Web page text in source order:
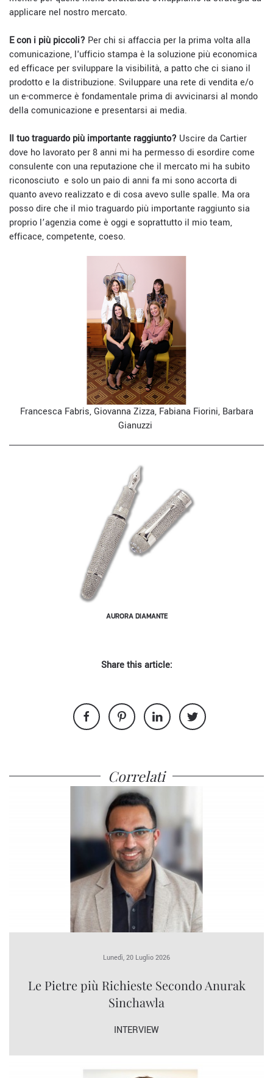
applicare nel nostro mercato.
E con i più piccoli? Per chi si affaccia per la prima volta alla
comunicazione, l'ufficio stampa è la soluzione più economica
ed efficace per sviluppare la visibilità, a patto che ci siano il
prodotto e la distribuzione. Sviluppare una rete di vendita e/o
un e-commerce è fondamentale prima di avvicinarsi al mondo
della comunicazione e presentarsi ai media.
Il tuo traguardo più importante raggiunto? Uscire da Cartier
dove ho lavorato per 8 anni mi ha permesso di esordire come
consulente con una reputazione che il mercato mi ha subito
riconosciuto e solo un paio di anni fa mi sono accorta di
quanto avevo realizzato e di cosa avevo sulle spalle. Ma ora
posso dire che il mio traguardo più importante raggiunto sia
proprio l’agenzia come è oggi e soprattutto il mio team,
efficace, competente, coeso.
Francesca Fabris, Giovanna Zizza, Fabiana Fiorini, Barbara
Gianuzzi
AURORA DIAMANTE
Share this article:
Correlati
Lunedì, 20 Luglio 2026
Le Pietre più Richieste Secondo Anurak
Sinchawla
INTERVIEW